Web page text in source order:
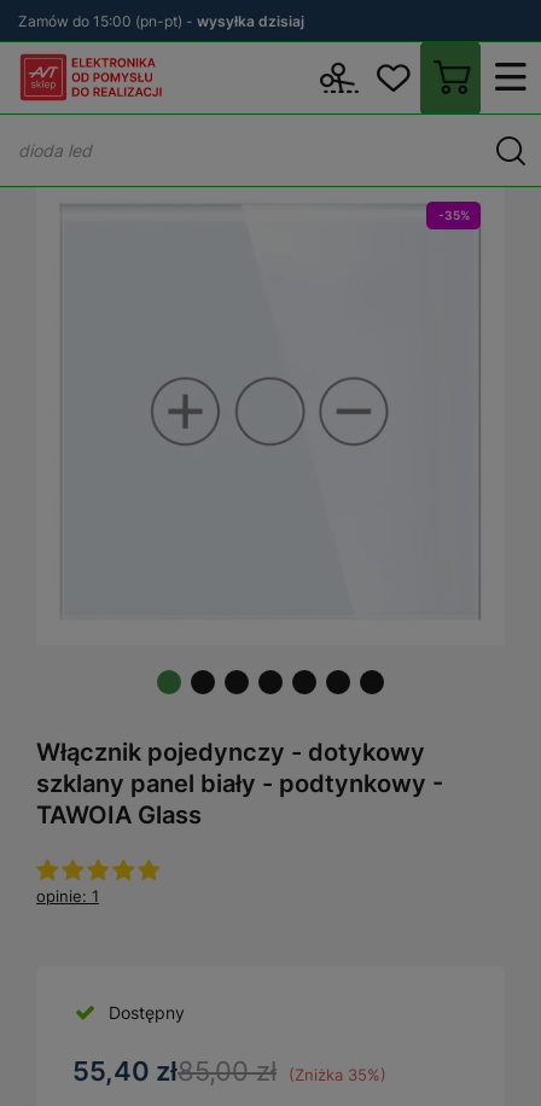
Zamów do 15:00 (pn-pt) - wysyłka dzisiaj
Osprzęt elektryczny i
-35%
Włącznik pojedynczy - dotykowy
szklany panel biały - podtynkowy -
TAWOIA Glass
opinie: 1
Dostępny
85,00 zł (Zniżka 35%)
55,40 zł